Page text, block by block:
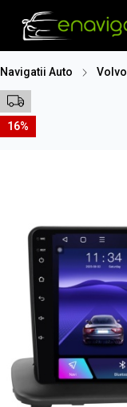
Navigatii Auto Volvo
16%